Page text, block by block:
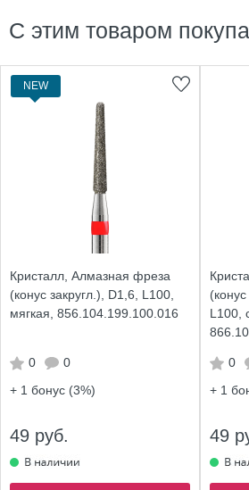
С этим товаром
NEW
Кристалл, Алмазная фреза
(конус закругл.), D1,6, L100,
мягкая, 856.104.199.100.016
0
0
+ 1 бонус (3%)
49 руб.
L100,
0
+ 1
49